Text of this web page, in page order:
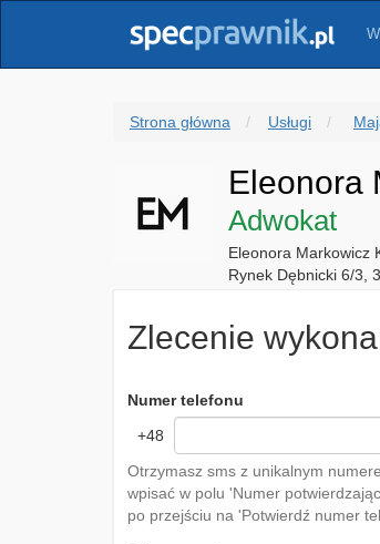
Strona główna Usługi
Eleonora
Adwokat
Eleonora Markowicz
Rynek Dębnicki 6/3,
Zlecenie
Numer telefonu
+48
Otrzymasz sms z unikalnym
wpisać w polu 'Numer
po przejściu na 'Potwierdź numer